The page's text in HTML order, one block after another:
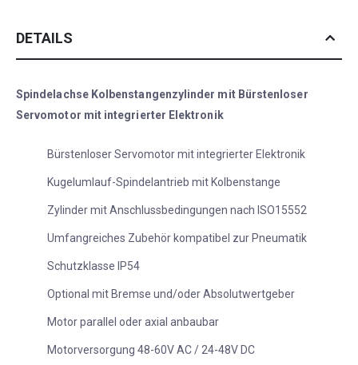
DETAILS
Spindelachse Kolbenstangenzylinder mit Bürstenloser
Servomotor mit integrierter Elektronik
Bürstenloser Servomotor mit integrierter Elektronik
Kugelumlauf-Spindelantrieb mit Kolbenstange
Zylinder mit Anschlussbedingungen nach ISO15552
Umfangreiches Zubehör kompatibel zur Pneumatik
Schutzklasse IP54
Optional mit Bremse und/oder Absolutwertgeber
Motor parallel oder axial anbaubar
Motorversorgung 48-60V AC / 24-48V DC